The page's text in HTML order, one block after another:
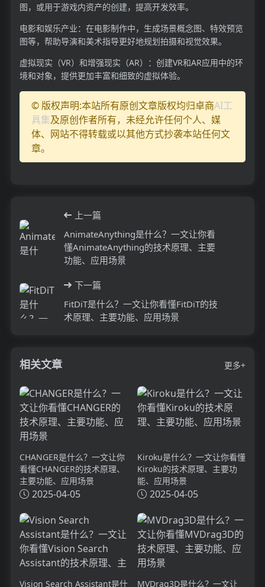
图，或用于游戏内资产的创建，提高开发效率。
电影和娱乐产业：在电影制作中，生成场景概念图、特效预览
图等，帮助导演和美术指导更好地规划拍摄和视觉效果。
虚拟现实（VR）和增强现实（AR）：创建VR和AR应用中的环
境和对象，提供更加丰富和细致的虚拟体验。
© 版权声明:本站所有原创文章版权均归卓商AI工
具集及原创作者所有，未经允许任何个人、媒
体、网站不得转载或以其他方式抄袭本站任何文
章。
上一篇
AnimateAnything是什么？一文让你看
懂AnimateAnything的技术原理、主要
功能、应用场景
下一篇
FitDiT是什么？一文让你看懂FitDiT的技
术原理、主要功能、应用场景
相关文章 更多+
CHANGER是什么？一文让你
看懂CHANGER的技术原理、
主要功能、应用场景
2025-04-05
Kiroku是什么？一文让你看懂
Kiroku的技术原理、主要功
能、应用场景
2025-04-05
Vision Search Assistant是什 MVDrag3D是什么？一文让